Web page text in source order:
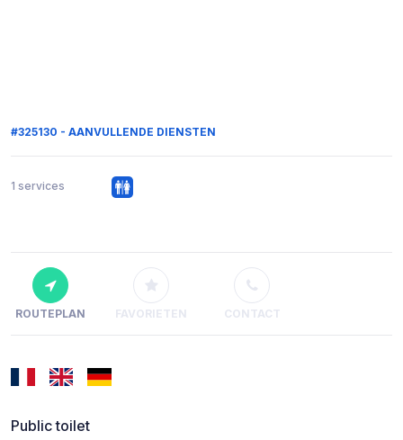
#325130 - AANVULLENDE DIENSTEN
1 services
ROUTEPLAN FAVORIETEN CONTACT
Public toilet